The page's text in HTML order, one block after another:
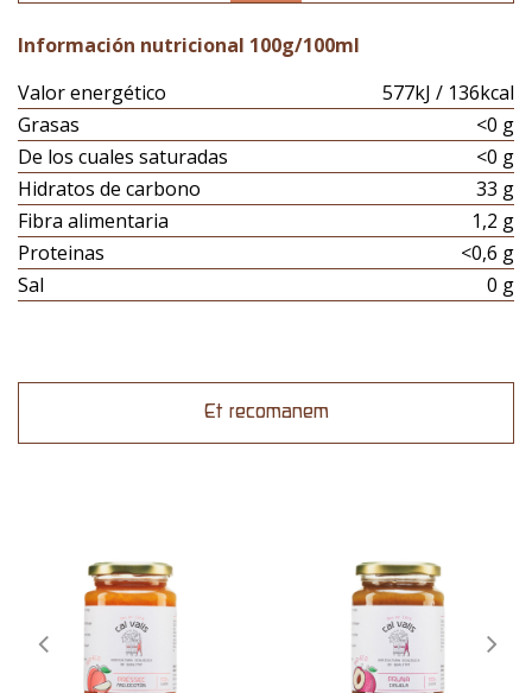
Información nutricional 100g/100ml
Valor energético
577kJ / 136kcal
Grasas
<0 g
De los cuales saturadas
<0 g
Hidratos de carbono
33 g
Fibra alimentaria
1,2 g
Proteinas
<0,6 g
Sal
0 g
Et recomanem